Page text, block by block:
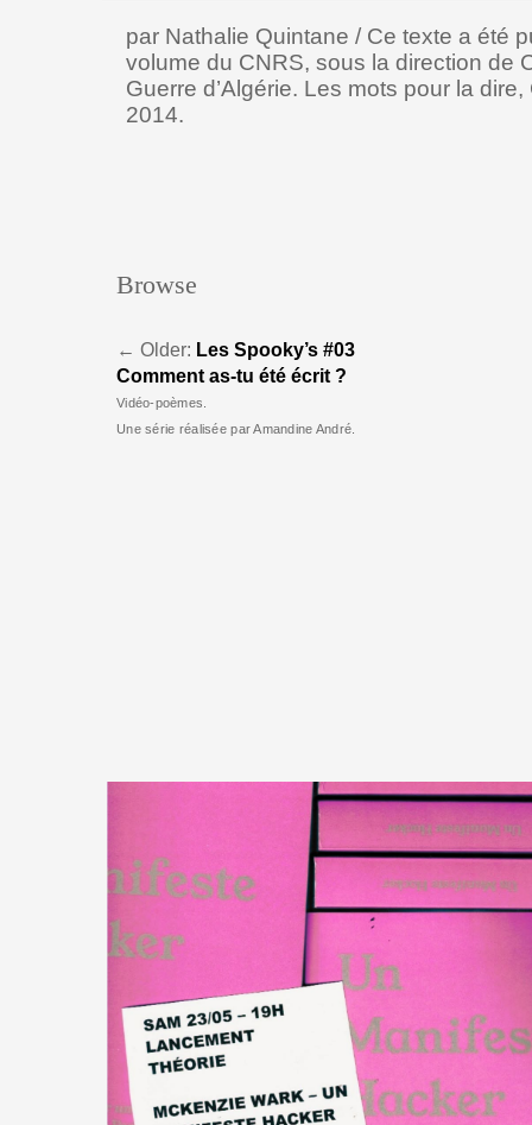
par Nathalie Quintane / Ce texte a été
volume du CNRS, sous la direction de
Guerre d’Algérie. Les mots pour la
2014.
Browse
← Older: Les Spooky’s #03
Comment as-tu été écrit ?
Vidéo-poèmes.
Une série réalisée par Amandine André.